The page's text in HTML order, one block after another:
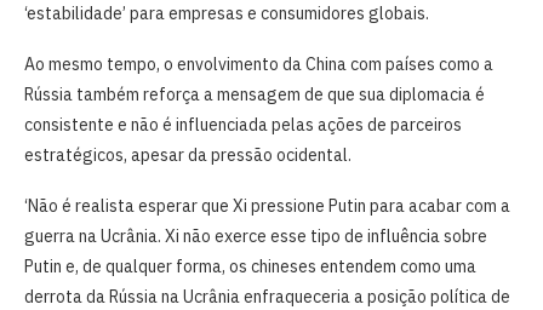
‘estabilidade’ para empresas e consumidores globais.
Ao mesmo tempo, o envolvimento da ​China com países como a
Rússia também reforça a mensagem de que sua diplomacia é
consistente e não é influenciada pelas ações ​de parceiros
estratégicos, apesar ⁠da pressão ocidental.
‘Não é realista esperar que Xi pressione Putin para acabar com a
guerra na Ucrânia. Xi ⁠não exerce esse tipo de influência sobre
Putin e, de qualquer forma, os chineses entendem como uma
derrota da Rússia na Ucrânia enfraqueceria a posição política de